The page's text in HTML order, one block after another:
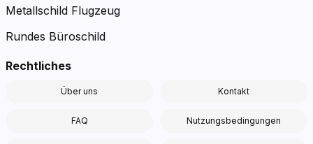
Metallschild Flugzeug
Rundes Büroschild
Rechtliches
Über uns Kontakt
FAQ Nutzungsbedingungen